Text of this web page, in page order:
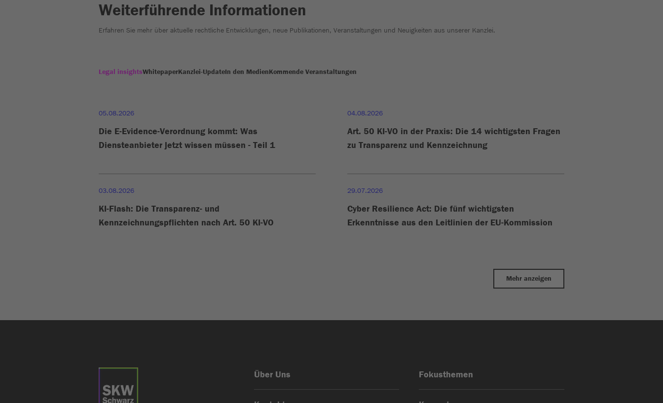
Weiterführende Informationen
Erfahren Sie mehr über aktuelle rechtliche Entwicklungen, neue Publikationen, Veranstaltungen und Neuigkeiten aus unserer Kanzlei.
Legal insightsWhitepaperKanzlei-UpdateIn den MedienKommende Veranstaltungen
05.08.2026
Die E-Evidence-Verordnung kommt: Was
Diensteanbieter jetzt wissen müssen - Teil 1
04.08.2026
Art. 50 KI-VO in der Praxis: Die 14 wichtigsten Fragen
zu Transparenz und Kennzeichnung
03.08.2026
KI-Flash: Die Transparenz- und
Kennzeichnungspflichten nach Art. 50 KI-VO
29.07.2026
Cyber Resilience Act: Die fünf wichtigsten
Erkenntnisse aus den Leitlinien der EU-Kommission
Mehr anzeigen
Über Uns Fokusthemen